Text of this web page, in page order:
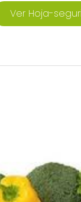
Ver Hoja-